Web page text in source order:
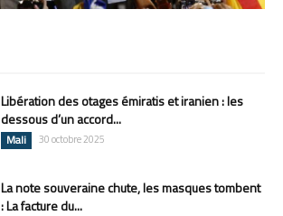
Libération des otages émiratis et iranien : les
dessous d’un accord...
Mali 30 octobre 2025
La note souveraine chute, les masques tombent
: La facture du...